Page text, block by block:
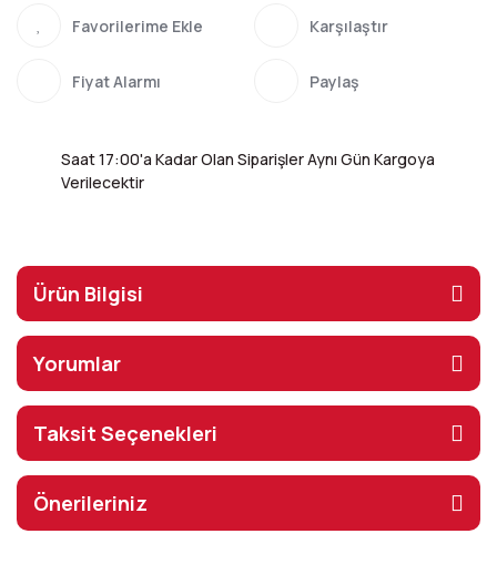
Karşılaştır
Fiyat Alarmı Paylaş
Saat 17:00'a Kadar Olan Siparişler Aynı Gün Kargoya
Verilecektir
Ürün Bilgisi
Yorumlar
Taksit Seçenekleri
Önerileriniz